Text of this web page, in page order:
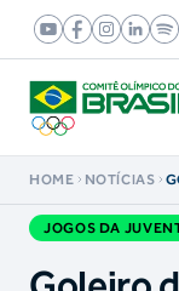
HOME NOTÍCIAS
JOGOS DA